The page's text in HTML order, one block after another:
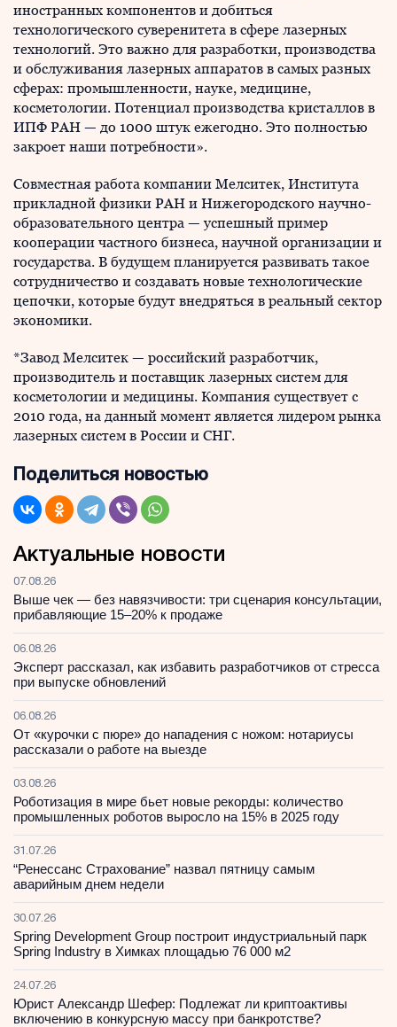
иностранных компонентов и добиться
технологического суверенитета в сфере лазерных
технологий. Это важно для разработки, производства
и обслуживания лазерных аппаратов в самых разных
сферах: промышленности, науке, медицине,
косметологии. Потенциал производства кристаллов в
ИПФ РАН — до 1000 штук ежегодно. Это полностью
закроет наши потребности».
Совместная работа компании Мелситек, Института
прикладной физики РАН и Нижегородского научно-
образовательного центра — успешный пример
кооперации частного бизнеса, научной организации и
государства. В будущем планируется развивать такое
сотрудничество и создавать новые технологические
цепочки, которые будут внедряться в реальный сектор
экономики.
*Завод Мелситек — российский разработчик,
производитель и поставщик лазерных систем для
косметологии и медицины. Компания существует с
2010 года, на данный момент является лидером рынка
лазерных систем в России и СНГ.
Поделиться новостью
Актуальные новости
07.08.26
Выше чек — без навязчивости: три сценария консультации,
прибавляющие 15–20% к продаже
06.08.26
Эксперт рассказал, как избавить разработчиков от стресса
при выпуске обновлений
06.08.26
От «курочки с пюре» до нападения с ножом: нотариусы
рассказали о работе на выезде
03.08.26
Роботизация в мире бьет новые рекорды: количество
промышленных роботов выросло на 15% в 2025 году
31.07.26
“Ренессанс Страхование” назвал пятницу самым
аварийным днем недели
30.07.26
Spring Development Group построит индустриальный парк
Spring Industry в Химках площадью 76 000 м2
24.07.26
Юрист Александр Шефер: Подлежат ли криптоактивы
включению в конкурсную массу при банкротстве?